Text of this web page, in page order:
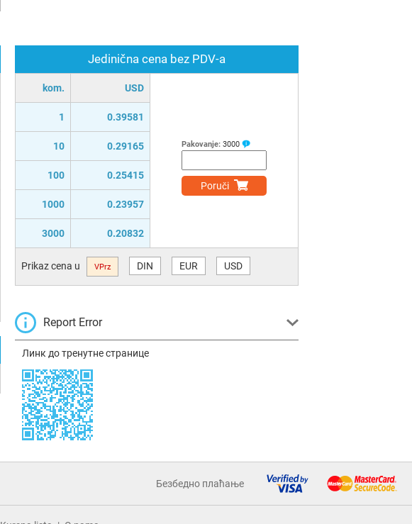
Jedinična cena bez PDV-a
kom. USD
1 0.39581
10 0.29165
100 0.25415
1000 0.23957
3000 0.20832
Pakovanje: 3000
Poruči
Prikaz cena u VPrz DIN EUR USD
Report Error
Линк до тренутне странице
Безбедно плаћање